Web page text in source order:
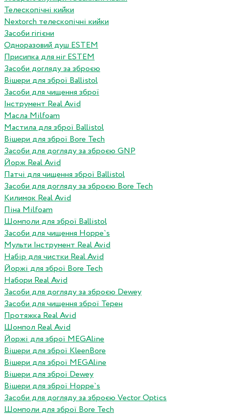
Телескопічні кийки
Nextorch телескопічні кийки
Засоби гігієни
Одноразовий душ ESTEM
Присипка для ніг ESTEM
Засоби догляду за зброєю
Вішери для зброї Ballistol
Засоби для чищення зброї
Інструмент Real Avid
Масла Milfoam
Мастила для зброї Ballistol
Вішери для зброї Bore Tech
Засоби для догляду за зброєю GNP
Йорж Real Avid
Патчі для чищення зброї Ballistol
Засоби для догляду за зброєю Bore Tech
Килимок Real Avid
Піна Milfoam
Шомполи для зброї Ballistol
Засоби для чищення Hoppe`s
Мульти Інструмент Real Avid
Набір для чистки Real Avid
Йоржі для зброї Bore Tech
Набори Real Avid
Засоби для догляду за зброєю Dewey
Засоби для чищення зброї Терен
Протяжка Real Avid
Шомпол Real Avid
Йоржі для зброї MEGAline
Вішери для зброї KleenBore
Вішери для зброї MEGAline
Вішери для зброї Dewey
Вішери для зброї Hoppe`s
Засоби для догляду за зброєю Vector Optics
Шомполи для зброї Bore Tech